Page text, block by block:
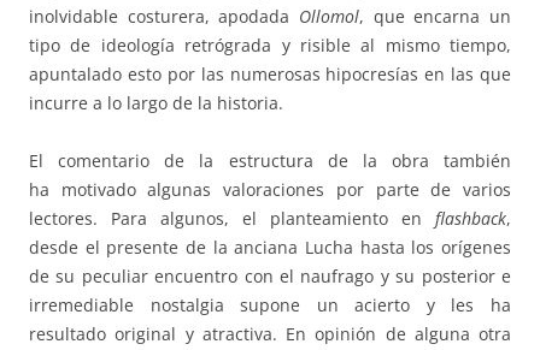
inolvidable costurera, apodada Ollomol, que encarna un
tipo de ideología retrógrada y risible al mismo tiempo,
apuntalado esto por las numerosas hipocresías en las que
incurre a lo largo de la historia.
El comentario de la estructura de la obra también
ha motivado algunas valoraciones por parte de varios
lectores. Para algunos, el planteamiento en flashback,
desde el presente de la anciana Lucha hasta los orígenes
de su peculiar encuentro con el naufrago y su posterior e
irremediable nostalgia supone un acierto y les ha
resultado original y atractiva. En opinión de alguna otra